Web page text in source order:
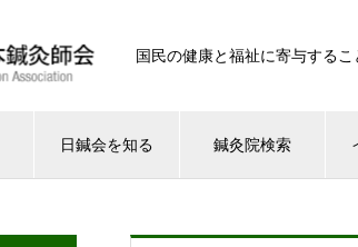
国民の健康と福祉に寄与するこ
日鍼会を知る 鍼灸院検索